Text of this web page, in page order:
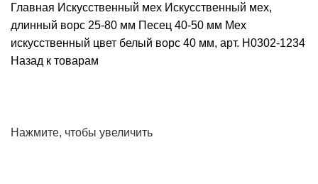
Главная Искусственный мех Искусственный мех,
длинный ворс 25-80 мм Песец 40-50 мм Мех
искусственный цвет белый ворс 40 мм, арт. Н0302-1234
Назад к товарам
Нажмите, чтобы увеличить